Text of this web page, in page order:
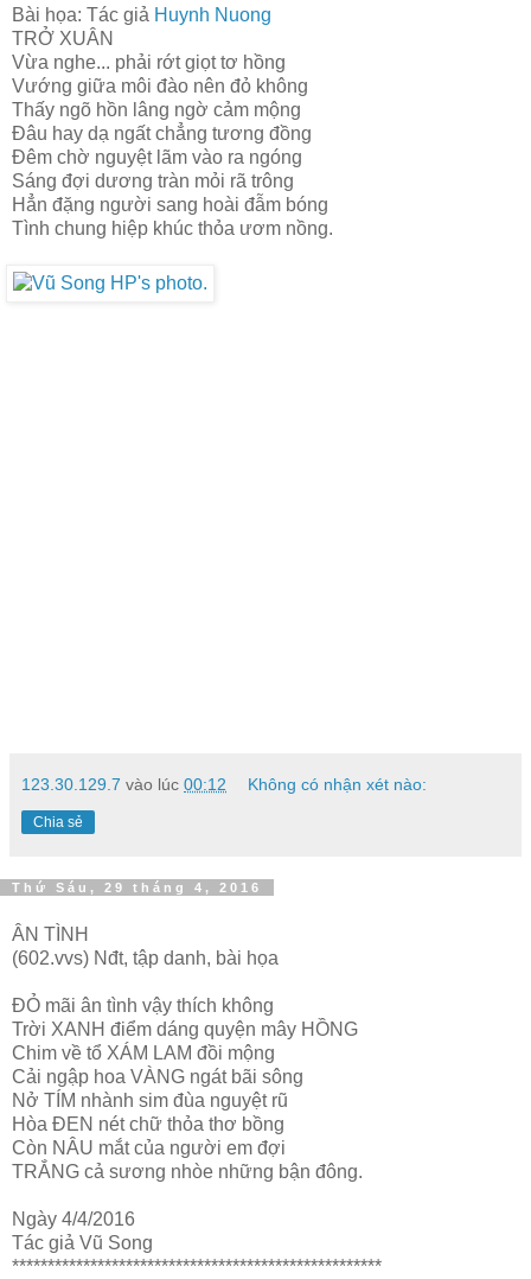
Bài họa: Tác giả Huynh Nuong
TRỞ XUÂN
Vừa nghe... phải rớt giọt tơ hồng
Vướng giữa môi đào nên đỏ không
Thấy ngõ hồn lâng ngờ cảm mộng
Đâu hay dạ ngất chẳng tương đồng
Đêm chờ nguyệt lãm vào ra ngóng
Sáng đợi dương tràn mỏi rã trông
Hẳn đặng người sang hoài đẫm bóng
Tình chung hiệp khúc thỏa ươm nồng.
123.30.129.7 vào lúc 00:12 Không có nhận xét nào:
Chia sẻ
Thứ Sáu, 29 tháng 4, 2016
ÂN TÌNH
(602.vvs) Nđt, tập danh, bài họa
ĐỎ mãi ân tình vậy thích không
Trời XANH điểm dáng quyện mây HỒNG
Chim về tổ XÁM LAM đồi mộng
Cải ngập hoa VÀNG ngát bãi sông
Nở TÍM nhành sim đùa nguyệt rũ
Hòa ĐEN nét chữ thỏa thơ bồng
Còn NÂU mắt của người em đợi
TRẮNG cả sương nhòe những bận đông.
Ngày 4/4/2016
Tác giả Vũ Song
****************************************************